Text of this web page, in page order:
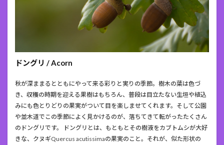
ドングリ / Acorn
秋が深ままるとともにやって来る彩りと実りの季節。樹木の葉は色づ
き、収穫の時期を迎える果樹はもちろん、普段は目立たない生垣や植込
みにも色とりどりの果実がついて目を楽しませてくれます。そして公園
や並木道でこの季節によく見かけるのが、落ちてきて転がったたくさん
のドングリです。 ドングリとは、もともとその樹液をカブトムシが大好
きな、クヌギQuercus acutissimaの果実のこと。それが、似た形状の